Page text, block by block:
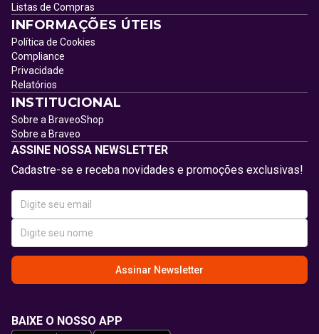
Listas de Compras
INFORMAÇÕES ÚTEIS
Política de Cookies
Compliance
Privacidade
Relatórios
INSTITUCIONAL
Sobre a BraveoShop
Sobre a Braveo
ASSINE NOSSA NEWSLETTER
Cadastre-se e receba novidades e promoções exclusivas!
Assinar Newsletter
BAIXE O NOSSO APP